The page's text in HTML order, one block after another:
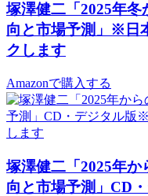
塚澤健二「2025年
向と市場予測」※日
クします
Amazonで購入する
塚澤健二「2025年
向と市場予測」CD